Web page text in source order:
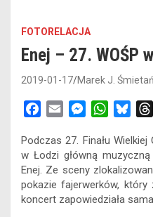
FOTORELACJA
Enej – 27. WOŚP
2019-01-17 Marek J.
c
e
b
o
a
i
l
M
s
s
e
n
W
a
t
s
A
u
e
s
k
Podczas 27. Finału
w Łodzi główną
Enej. Ze sceny
pokazie fajerwerków, który
koncert zapowiedziała